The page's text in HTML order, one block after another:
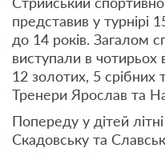
представив у турнірі
до 14 років. Загалом
виступали в чотирьох
12 золотих, 5 срібних
Тренери Ярослав та
Попереду у дітей
Скадовську та